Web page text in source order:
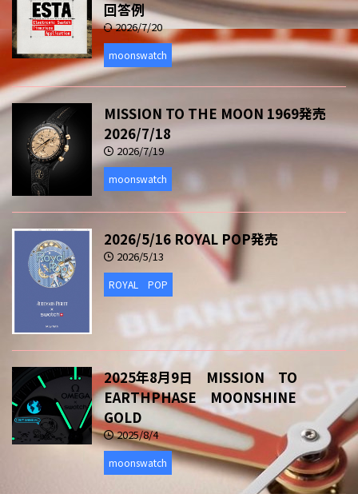
回答例
2026/7/20
moonswatch
MISSION TO THE MOON 1969発売
2026/7/18
2026/7/19
moonswatch
2026/5/16 ROYAL POP発売
2026/5/13
ROYAL POP
2025年8月9日 MISSION TO
EARTHPHASE MOONSHINE
GOLD
2025/8/4
moonswatch